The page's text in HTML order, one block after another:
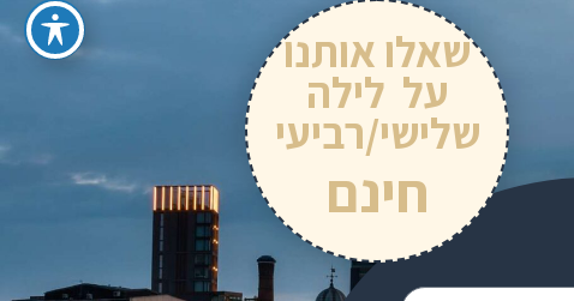
שאלו אותנו
על לילה
שלישי/רביעי
חינם